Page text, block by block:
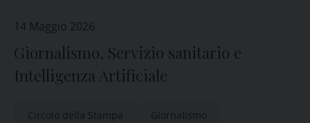
14 Maggio 2026
Giornalismo, Servizio sanitario e
Intelligenza Artificiale
Circolo della Stampa Giornalismo